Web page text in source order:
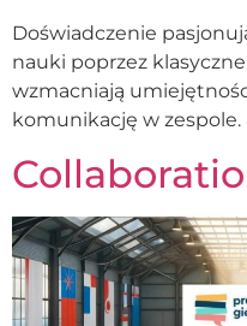
Doświadczenie
nauki poprzez
wzmacniają
komunikację w zespole.